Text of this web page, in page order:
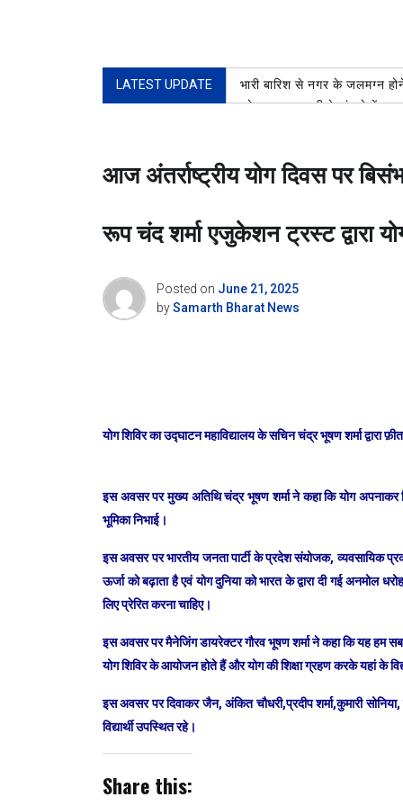
LATEST UPDATE भारी बारिश से नगर के जलमग्न
प्रेस क्लब रुड़की के भंडारे में
प्रथम नेशनल मास्टर्स शूटिंग
भीड़ में गुम हुए 11 वर्षीय बालक
आज अंतर्राष्ट्रीय योग दिवस पर
रूप चंद शर्मा एजुकेशन ट्रस्ट द्वारा
Posted on June 21, 2025
bySamarth Bharat News
योग शिविर का उद्घाटन महाविद्यालय के सचिन चंद्र भूषण शर्मा द्वारा
इस अवसर पर मुख्य अतिथि चंद्र भूषण शर्मा ने कहा कि योग अपनाकर
भूमिका निभाई।
इस अवसर पर भारतीय जनता पार्टी के प्रदेश संयोजक, व्यवसायिक
ऊर्जा को बढ़ाता है एवं योग दुनिया को भारत के द्वारा दी गई
लिए प्रेरित करना चाहिए।
इस अवसर पर मैनेजिंग डायरेक्टर गौरव भूषण शर्मा ने कहा कि यह हम
योग शिविर के आयोजन होते हैं और योग की शिक्षा ग्रहण करके यहां के
इस अवसर पर दिवाकर जैन, अंकित चौधरी,प्रदीप शर्मा,कुमारी
विद्यार्थी उपस्थित रहे।
Share this: